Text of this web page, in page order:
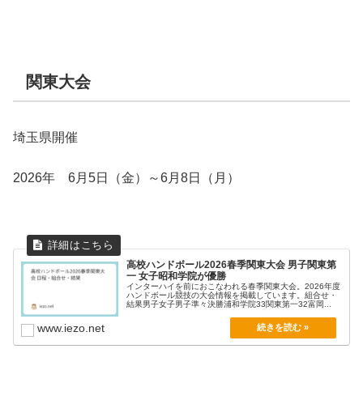
関東大会
埼玉県開催
2026年 6月5日（金）～6月8日（月）
高校ハンドボール2026春季関東大会 男子関東第
一 女子昭和学院が優勝
インターハイを前におこなわれる春季関東大会。2026年度
ハンドボール競技の大会情報を掲載しています。組合せ・
結果男子女子男子準々決勝浦和学院33関東第一32富岡...
www.iezo.net